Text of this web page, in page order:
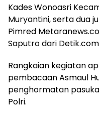
Kades Wonoasri
Muryantini, serta dua
Pimred
Saputro dari
Rangkaian kegiatan
pembacaan Asmaul
penghormatan
Polri.